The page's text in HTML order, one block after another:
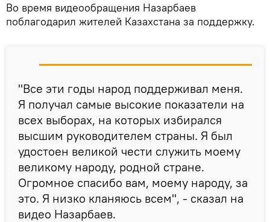
Во время видеообращения Назарбаев
поблагодарил жителей Казахстана за поддержку.
"Все эти годы народ поддерживал меня.
Я получал самые высокие показатели на
всех выборах, на которых избирался
высшим руководителем страны. Я был
удостоен великой чести служить моему
великому народу, родной стране.
Огромное спасибо вам, моему народу, за
это. Я низко кланяюсь всем", - сказал на
видео Назарбаев.